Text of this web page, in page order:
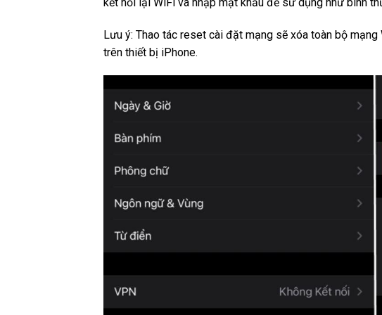
Lưu ý: Thao tác reset cài đặt mạng sẽ xóa toàn bộ
trên thiết bị iPhone.